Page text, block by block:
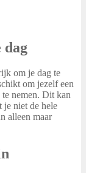
dag
om je dag te
om jezelf een
te nemen. Dit kan
je niet de hele
alleen maar